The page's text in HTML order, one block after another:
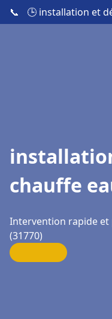
📞 🕒 installation et
chauffe
Intervention rapide et
(31770)